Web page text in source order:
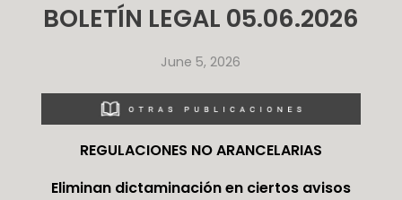
BOLETÍN LEGAL 05.06.2026
June 5, 2026
REGULACIONES NO ARANCELARIAS
Eliminan dictaminación en ciertos avisos